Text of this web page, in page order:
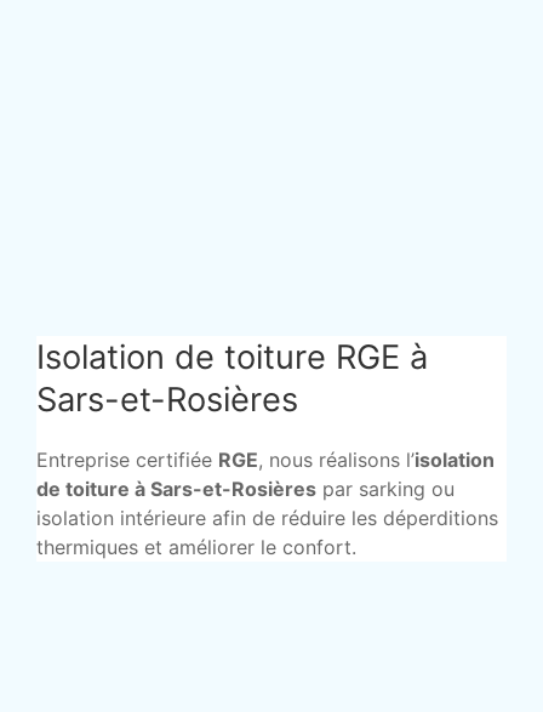
Isolation de toiture RGE à
Sars-et-Rosières
Entreprise certifiée RGE, nous réalisons l’isolation
de toiture à Sars-et-Rosières par sarking ou
isolation intérieure afin de réduire les déperditions
thermiques et améliorer le confort.